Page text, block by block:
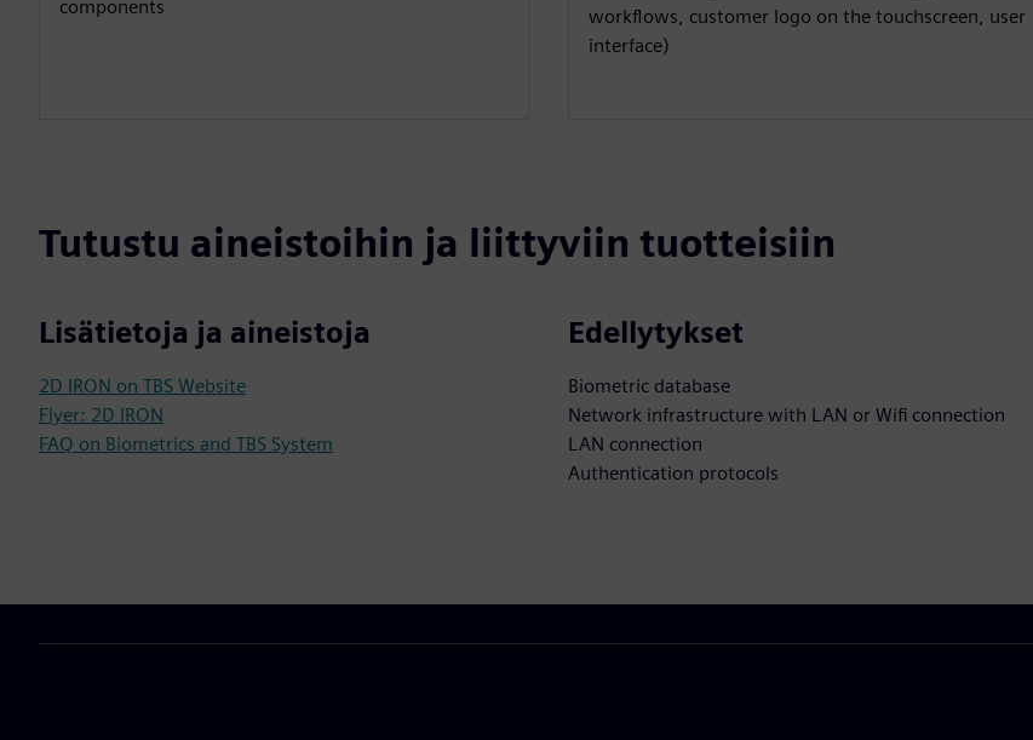
components
workflows, customer logo on the touchscreen, user
interface)
Tutustu aineistoihin ja liittyviin tuotteisiin
Lisätietoja ja aineistoja
2D IRON on TBS Website
Flyer: 2D IRON
FAQ on Biometrics and TBS System
Edellytykset
Biometric database
Network infrastructure with LAN or Wifi connection
LAN connection
Authentication protocols